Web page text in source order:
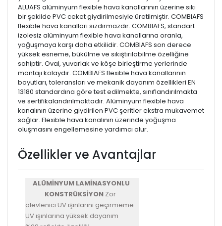
ALUAFS alüminyum flexible hava kanallarının üzerine sıkı
bir şekilde PVC ceket giydirilmesiyle üretilmiştir. COMBIAFS
flexible hava kanalları sızdırmazdır. COMBIAFS, standart
izolesiz alüminyum flexible hava kanallarına oranla,
yoğuşmaya karşı daha etkilidir. COMBIAFS son derece
yüksek esneme, bükülme ve sıkıştırılabilme özelliğine
sahiptir. Oval, yuvarlak ve köşe birleştirme yerlerinde
montajı kolaydır. COMBIAFS flexible hava kanallarının
boyutları, toleransları ve mekanik dayanım özellikleri EN
13180 standardına göre test edilmekte, sınıflandırılmakta
ve sertifikalandırılmaktadır. Alüminyum flexible hava
kanalının üzerine giydirilen PVC şeritler ekstra mukavemet
sağlar. Flexible hava kanalının üzerinde yoğuşma
oluşmasını engellemesine yardımcı olur.
Özellikler ve Avantajlar
ALÜMİNYUM LAMİNASYONLU
KONSTRÜKSİYON Zor
alevlenici UV ışınlarını geçirmeme
UV ışınlarına yüksek dayanım